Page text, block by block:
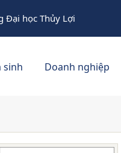
Đại học Thủy Lợi
sinh Doanh nghiệp